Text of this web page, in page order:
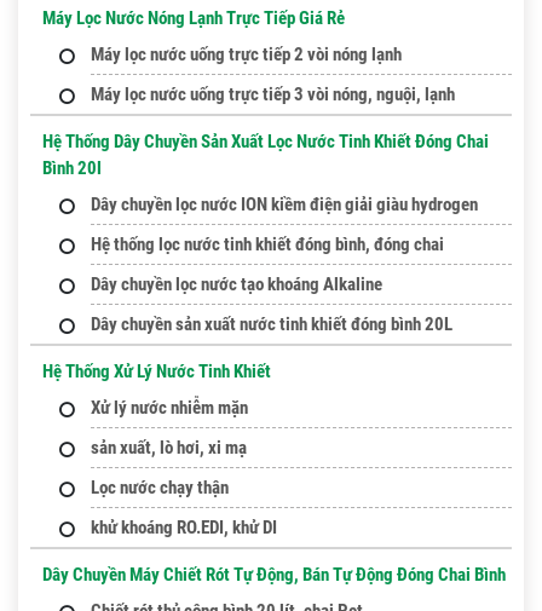
Máy Lọc Nước Nóng Lạnh Trực Tiếp Giá Rẻ
Máy lọc nước uống trực tiếp 2 vòi nóng lạnh
Máy lọc nước uống trực tiếp 3 vòi nóng, nguội, lạnh
Hệ Thống Dây Chuyền Sản Xuất Lọc Nước Tinh Khiết Đóng Chai
Bình 20l
Dây chuyền lọc nước ION kiềm điện giải giàu hydrogen
Hệ thống lọc nước tinh khiết đóng bình, đóng chai
Dây chuyền lọc nước tạo khoáng Alkaline
Dây chuyền sản xuất nước tinh khiết đóng bình 20L
Hệ Thống Xử Lý Nước Tinh Khiết
Xử lý nước nhiễm mặn
sản xuất, lò hơi, xi mạ
Lọc nước chạy thận
khử khoáng RO.EDI, khử DI
Dây Chuyền Máy Chiết Rót Tự Động, Bán Tự Động Đóng Chai Bình